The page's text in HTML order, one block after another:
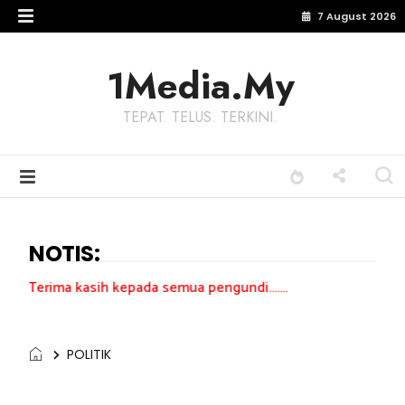
7 August 2026
1Media.My
TEPAT. TELUS. TERKINI.
NOTIS:
kepada semua pengundi.......
POLITIK